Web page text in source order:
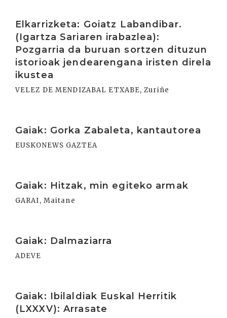
Elkarrizketa: Goiatz Labandibar.
(Igartza Sariaren irabazlea):
Pozgarria da buruan sortzen dituzun
istorioak jendearengana iristen direla
ikustea
VELEZ DE MENDIZABAL ETXABE, Zuriñe
Gaiak: Gorka Zabaleta, kantautorea
EUSKONEWS GAZTEA
Gaiak: Hitzak, min egiteko armak
GARAI, Maitane
Gaiak: Dalmaziarra
ADEVE
Gaiak: Ibilaldiak Euskal Herritik
(LXXXV): Arrasate